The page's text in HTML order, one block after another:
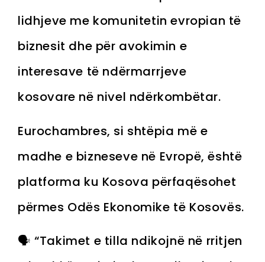
lidhjeve me komunitetin evropian të
biznesit dhe për avokimin e
interesave të ndërmarrjeve
kosovare në nivel ndërkombëtar.
Eurochambres, si shtëpia më e
madhe e bizneseve në Evropë, është
platforma ku Kosova përfaqësohet
përmes Odës Ekonomike të Kosovës.
🗣️ “Takimet e tilla ndikojnë në rritjen